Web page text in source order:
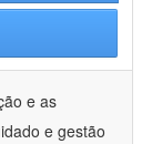
e as
e gestão